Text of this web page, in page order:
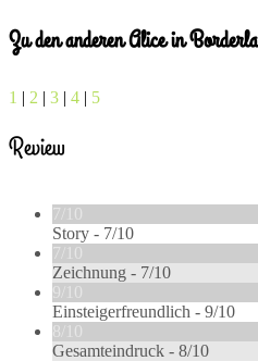
Zu den anderen Alice in
1 | 2 | 3 | 4 | 5
Review
7/10
Story - 7/10
7/10
Zeichnung - 7/10
9/10
Einsteigerfreundlich - 9/10
8/10
Gesamteindruck - 8/10